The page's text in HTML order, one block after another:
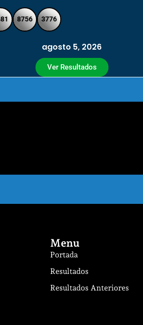
8756 3776
agosto 5, 2026
Ver Resultados
Menu
Portada
Resultados
Resultados Anteriores